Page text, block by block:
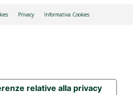
Privacy Informativa Cookies
relative alla privacy